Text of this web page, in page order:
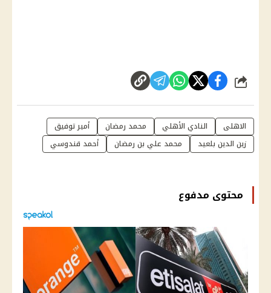
شارك
الاهلى النادي الأهلي محمد رمضان
أمير توفيق
زين الدين بلعيد
محمد علي بن رمضان أحمد قندوسي
محتوى مدفوع